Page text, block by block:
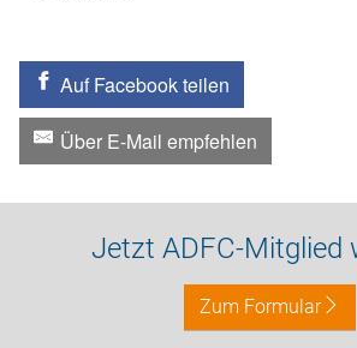
Auf Facebook teilen
Über E-Mail empfehlen
Jetzt ADFC-Mitglied
Zum Formular